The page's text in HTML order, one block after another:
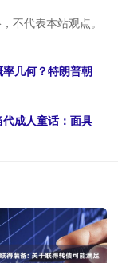
不代表本站观点。
几何？特朗普朝
成人童话：面具